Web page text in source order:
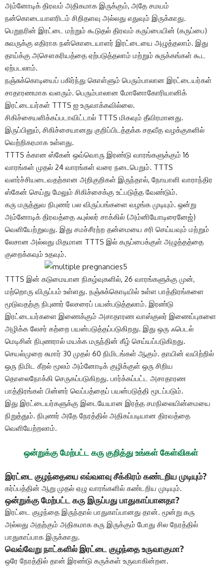
அம்னோடிக் திரவம் அதிகமாக இருக்கும், அதே சமயம்
நன்கொடையாளரிடம் சிறிதளவு அல்லது எதுவும் இருக்காது.
பெறுநரின் இரட்டை மற்றும் கூடுதல் திரவம் கருப்பையின் (கருப்பை)
சுவருக்கு எதிராக நன்கொடையாளர் இரட்டையை அழுத்தலாம். இது
தாய்க்கு அசௌகரியத்தை ஏற்படுத்தலாம் மற்றும் சுருக்கங்கள் கூட
ஏற்படலாம்.
நஞ்சுக்கொடியைப் பகிர்ந்து கொள்ளும் பெரும்பாலான இரட்டையர்கள்
சாதாரணமாக வளரும். பெரும்பாலான மோனோகோரியானிக்
இரட்டையர்கள் TTTS ஐ உருவாக்கவில்லை.
சிகிச்சையளிக்கப்படாவிட்டால் TTTS மிகவும் தீவிரமானது.
இருப்பினும், சிகிச்சையானது குறிப்பிடத்தக்க சதவீத வழக்குகளில்
வெற்றிகரமாக உள்ளது.
TTTS க்கான ஸ்கேன் ஒவ்வொரு இரண்டு வாரங்களுக்கும் 16
வாரங்கள் முதல் 24 வாரங்கள் வரை நடைபெறும். TTTS
வளர்ச்சியடைவதற்கான அறிகுறிகள் இருந்தால், நோயாளி வாராந்திர
ஸ்கேன் செய்து மேலும் சிகிச்சைக்கு உட்படுத்த வேண்டும்.
கரு மருத்துவ நிபுணர் பல விருப்பங்களை வழங்க முடியும். ஒன்று
அம்னோடிக் திரவத்தை ஃபுல்லர் சாக்கில் (அம்னியோடிரைனேஜ்)
வெளியேற்றுவது. இது சமச்சீரற்ற தன்மையை சரி செய்யவும் மற்றும்
லேசான அல்லது மிதமான TTTS இல் கருப்பைக்குள் அழுத்தத்தை
குறைக்கவும் உதவும்.
TTTS இன் கடுமையான நிகழ்வுகளில், 26 வாரங்களுக்கு முன்,
மற்றொரு விருப்பம் உள்ளது. நஞ்சுக்கொடியில் உள்ள பாத்திரங்களை
மூடுவதற்கு நிபுணர் லேசரைப் பயன்படுத்தலாம். இரண்டு
இரட்டையர்களை இணைக்கும் அசாதாரண வாஸ்குலர் இணைப்புகளை
அழிக்க லேசர் கற்றை பயன்படுத்தப்படுகிறது. இது ஒரு ஃபெடல்
மெடிசின் நிபுணரால் மயக்க மருந்தின் கீழ் செய்யப்படுகிறது.
செயல்முறை சுமார் 30 முதல் 60 நிமிடங்கள் ஆகும். தாயின் வயிற்றில்
ஒரு நிமிட கீறல் மூலம் அம்னோடிக் குழிக்குள் ஒரு சிறிய
தொலைநோக்கி செருகப்படுகிறது. பார்க்கப்பட்ட அசாதாரண
பாத்திரங்கள் பின்னர் வெப்பத்தைப் பயன்படுத்தி மூடப்படும்.
இது இரட்டையர்களுக்கு இடையேயான இரத்த சமநிலையின்மையை
நிறுத்தும். நிபுணர் அதே நேரத்தில் அதிகப்படியான திரவத்தை
வெளியேற்றலாம்.
ஒன்றுக்கு மேற்பட்ட கரு குறித்து உங்கள் கேள்விகள்
இரட்டை குழந்தையை எவ்வளவு சீக்கிரம் கண்டறிய முடியும்?
கர்ப்பத்தின் ஆறு முதல் ஏழு வாரங்களில் கண்டறிய முடியும்.
ஒன்றுக்கு மேற்பட்ட கரு இருப்பது பாதுகாப்பானதா?
இரட்டை குழந்தை இருந்தால் பாதுகாப்பானது தான். மூன்று கரு
அல்லது அதற்கும் அதிகமாக கரு இருக்கும் போது சில நேரத்தில்
பாதுகாப்பாக இருக்காது.
வெவ்வேறு நாட்களில் இரட்டை குழந்தை உருவாகுமா?
ஒரே நேரத்தில் தான் இரண்டு கருக்கள் உருவாகின்றன.